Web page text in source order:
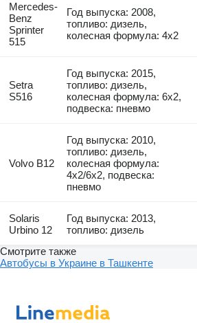
Mercedes-
Benz
Sprinter
515
Год выпуска: 2008,
топливо: дизель,
колесная формула: 4x2
Setra
S516
Год выпуска: 2015,
топливо: дизель,
колесная формула: 6x2,
подвеска: пневмо
Volvo B12
Год выпуска: 2010,
топливо: дизель,
колесная формула:
4x2/6x2, подвеска:
пневмо
Solaris
Urbino 12
Год выпуска: 2013,
топливо: дизель
Смотрите также
Автобусы в Украине в Ташкенте